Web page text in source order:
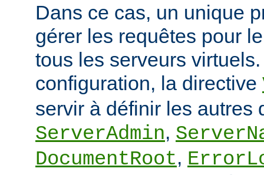
Dans ce cas, un unique
gérer les requêtes pour
tous les serveurs
configuration, la directive
servir à définir les autres
ServerAdmin,
DocumentRoot,